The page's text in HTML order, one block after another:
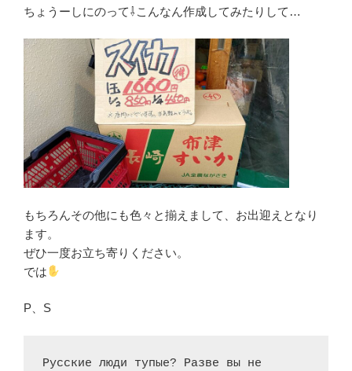
ちょうーしにのって⇩こんなん作成してみたりして…
もちろんその他にも色々と揃えまして、お出迎えとなり
ます。
ぜひ一度お立ち寄りください。
では
P、S
Русские люди тупые? Разве вы не